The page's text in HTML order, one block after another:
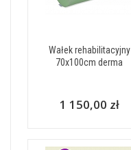
Wałek rehabilitacyjny
70x100cm derma
1 150,00 zł